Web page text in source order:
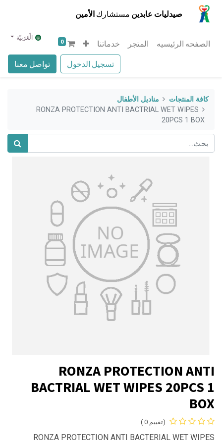
صيدليات عابدين مستشارك الأمين
تسجيل الدخول تواصل معنا
الصفحه الرئيسيه المتجر خدماتنا 0 الْعَرَبيّة
كافة المنتجات
مناديل الأطفال
RONZA PROTECTION ANTI BACTRIAL WET WIPES
20PCS 1 BOX
RONZA PROTECTION ANTI
BACTRIAL WET WIPES 20PCS 1
BOX
(تقييم 0 )
RONZA PROTECTION ANTI BACTERIAL WET WIPES